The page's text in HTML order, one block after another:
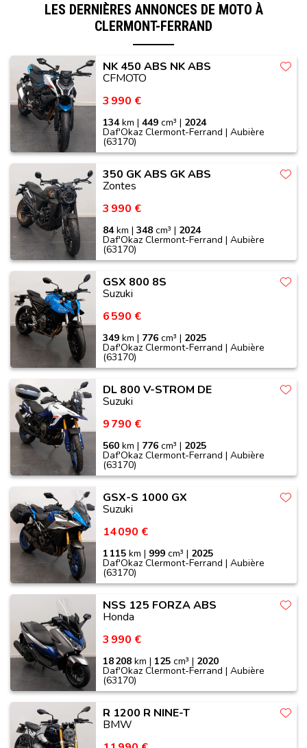
LES DERNIÈRES ANNONCES DE MOTO À
CLERMONT-FERRAND
NK 450 ABS NK ABS
CFMOTO
3 990 €
134km |449 cm³ | 2024
Daf'Okaz Clermont-Ferrand | Aubière
(63170)
350 GK ABS GK ABS
Zontes
3 990 €
84km |348 cm³ | 2024
Daf'Okaz Clermont-Ferrand | Aubière
(63170)
GSX 800 8S
Suzuki
6 590 €
349 km | 776 cm³ | 2025
Daf'Okaz Clermont-Ferrand | Aubière
(63170)
DL 800 V-STROM DE
Suzuki
9 790 €
560 km | 776 cm³ | 2025
Daf'Okaz Clermont-Ferrand | Aubière
(63170)
GSX-S 1000 GX
Suzuki
14 090 €
1 115 km | 999 cm³ | 2025
Daf'Okaz Clermont-Ferrand | Aubière
(63170)
NSS 125 FORZA ABS
Honda
3 990 €
18 208 km | 125 cm³ | 2020
Daf'Okaz Clermont-Ferrand | Aubière
(63170)
R 1200 R NINE-T
BMW